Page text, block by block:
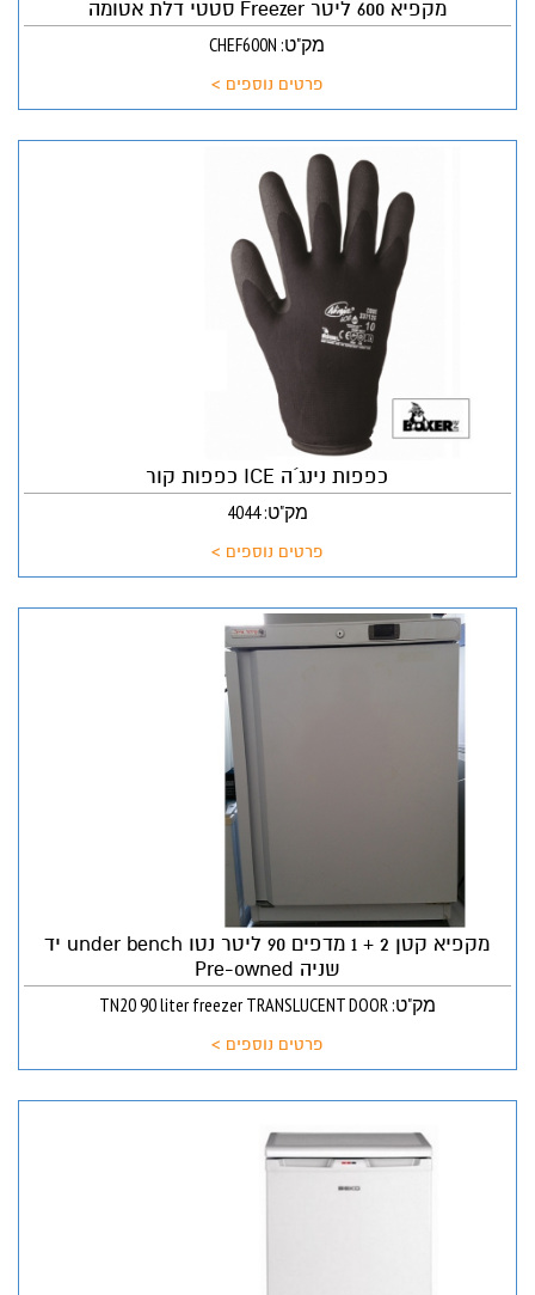
מקפיא 600 ליטר Freezer סטטי דלת אטומה
מק"ט: CHEF600N
פרטים נוספים >
כפפות נינג´ה ICE כפפות קור
מק"ט: 4044
פרטים נוספים >
מקפיא קטן 2 + 1 מדפים 90 ליטר נטו under bench יד
שניה Pre-owned
מק"ט: TN20 90 liter freezer TRANSLUCENT DOOR
פרטים נוספים >